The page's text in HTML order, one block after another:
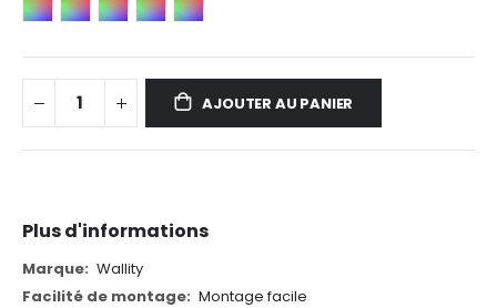
AJOUTER AU PANIER
Plus d'informations
Plus
d'informations
Wallity
Montage facile